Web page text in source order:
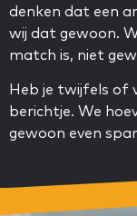
denken dat een
wij dat gewoon.
match is, niet
Heb je twijfels of
berichtje. We
gewoon even